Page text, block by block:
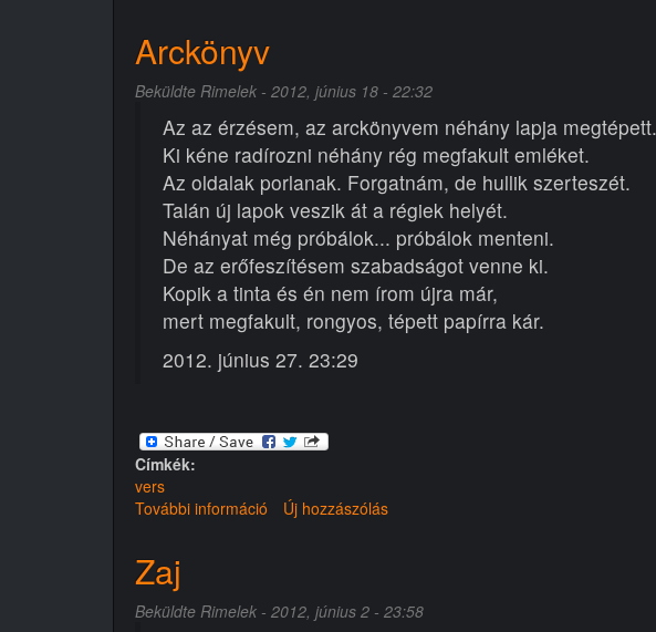
Arckönyv
Beküldte Rimelek - 2012, június 18 - 22:32
Az az érzésem, az arckönyvem néhány lapja megtépett.
Ki kéne radírozni néhány rég megfakult emléket.
Az oldalak porlanak. Forgatnám, de hullik szerteszét.
Talán új lapok veszik át a régiek helyét.
Néhányat még próbálok... próbálok menteni.
De az erőfeszítésem szabadságot venne ki.
Kopik a tinta és én nem írom újra már,
mert megfakult, rongyos, tépett papírra kár.
2012. június 27. 23:29
Címkék:
vers
További információ Arckönyv
Új hozzászólás
Zaj
Beküldte Rimelek - 2012, június 2 - 23:58